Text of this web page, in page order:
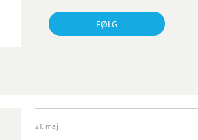
FØLG
21. maj